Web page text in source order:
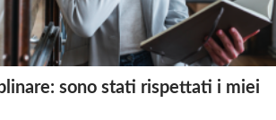
sono stati rispettati i miei